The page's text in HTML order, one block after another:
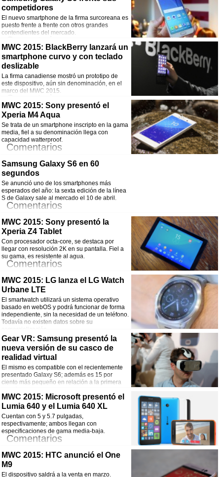
competidores
El nuevo smartphone de la firma surcoreana es
puesto frente a frente con otros grandes
contendientes del mercado.
¡Comparte esta noticia!
Facebook
Twitter
WhatsApp
Email
MWC 2015: BlackBerry lanzará un
smartphone curvo y con teclado
deslizable
La firma canadiense mostró un prototipo de
este dispositivo, aún sin denominación, en el
marco del MWC 2015.
¡Comparte esta noticia!
Facebook
Twitter
WhatsApp
Email
MWC 2015: Sony presentó el
Xperia M4 Aqua
Se trata de un smartphone inscripto en la gama
media, fiel a su denominación llega con
capacidad watterproof.
Comentarios
¡Comparte esta noticia!
Facebook
Twitter
WhatsApp
Email
Samsung Galaxy S6 en 60
segundos
Se anunció uno de los smartphones más
esperados del año: la sexta edición de la línea
S de Galaxy sale al mercado el 10 de abril.
Comentarios
¡Comparte esta noticia!
Facebook
Twitter
WhatsApp
Email
MWC 2015: Sony presentó la
Xperia Z4 Tablet
Con procesador octa-core, se destaca por
llegar con resolución 2K en su pantalla. Fiel a
su gama, es resistente al agua.
Comentarios
¡Comparte esta noticia!
Facebook
Twitter
WhatsApp
Email
MWC 2015: LG lanza el LG Watch
Urbane LTE
El smartwatch utilizará un sistema operativo
basado en webOS y podrá funcionar de forma
independiente, sin la necesidad de un teléfono.
Todavía no existen datos sobre su
comercialización.
Comentarios
¡Comparte esta noticia!
Facebook
Twitter
WhatsApp
Email
Gear VR: Samsung presentó la
nueva versión de su casco de
realidad virtual
El mismo es compatible con el recientemente
presentado Galaxy S6; además es 15 por
ciento más pequeño en relación a la primera
Comentarios
¡Comparte esta noticia!
Facebook
Twitter
WhatsApp
Email
MWC 2015: Microsoft presentó el
Lumia 640 y el Lumia 640 XL
Cuentan con 5 y 5.7 pulgadas,
respectivamente; ambos llegan con
especificaciones de gama media-baja.
Comentarios
¡Comparte esta noticia!
MWC 2015: HTC anunció el One
M9
El dispositivo saldrá a la venta en marzo.